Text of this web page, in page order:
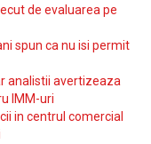
de evaluarea pe
spun ca nu isi permit
analistii avertizeaza
IMM-uri
in centrul comercial